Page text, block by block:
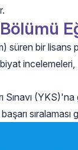
bir lisans